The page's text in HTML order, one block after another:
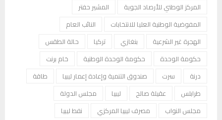
المركز الوطني للأرصاد الجوية
المشير حفتر
المفوضية الوطنية العليا للانتخابات
النائب العام
الهجرة غير الشرعية
بنغازي تركيا
حالة الطقس
حكومة الوحدة
حكومة الوحدة الوطنية
خام برنت
درنة
سرت صندوق التنمية وإعادة إعمار ليبيا
طاقة
طرابلس
عقيلة صالح ليبيا
مجلس الدولة
مجلس النواب
مصرف ليبيا المركزي
نفط ليبيا